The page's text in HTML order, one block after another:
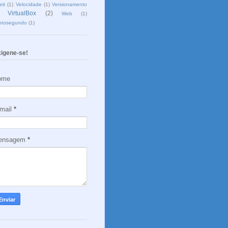
(1) Velocidade (1) Versionamento
VirtualBox (2) Web
(1)
(1)
se!
*
*